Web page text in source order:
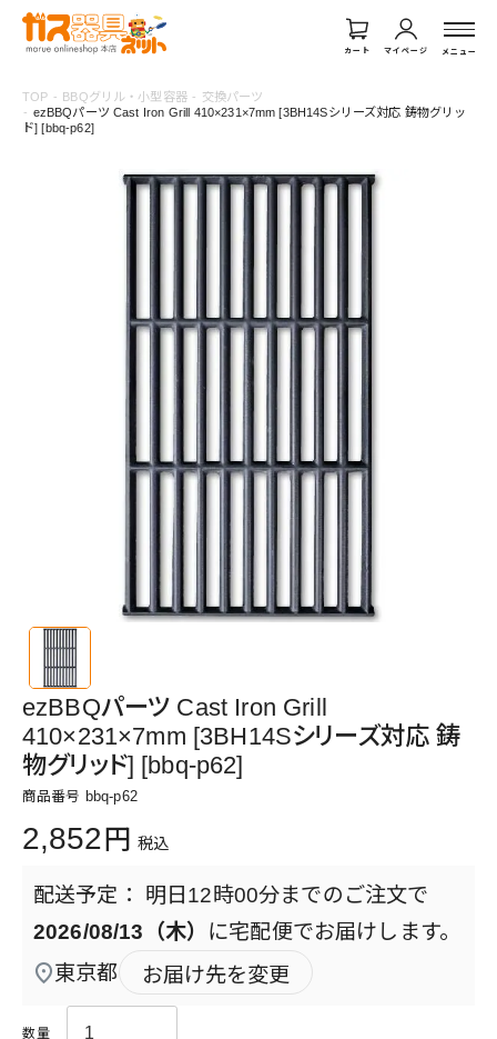
カート マイページ メニュー
TOP BBQグリル・小型容器
交換パーツ
ezBBQパーツ Cast Iron Grill 410×231×7mm [3BH14Sシリーズ対応 鋳物グリッ
ド] [bbq-p62]
ezBBQパーツ Cast Iron Grill
410×231×7mm [3BH14Sシリーズ対応 鋳
物グリッド] [bbq-p62]
商品番号 bbq-p62
2,852 税込
明日 12時00分までのご注文で
2026/08/13（木） に宅配便でお届けします。
東京都
お届け先を変更